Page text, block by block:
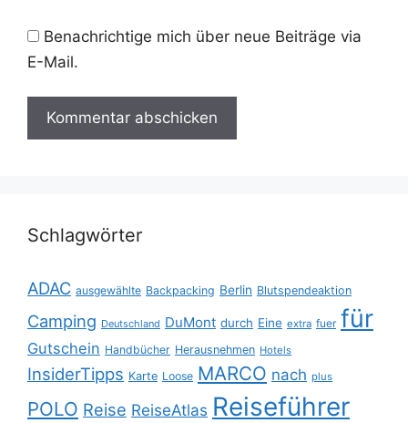
Benachrichtige mich über neue Beiträge via
E-Mail.
Schlagwörter
ADAC ausgewählte Backpacking Berlin Blutspendeaktion
Camping Deutschland DuMont durch Eine extra fuer für
Gutschein Handbücher Herausnehmen Hotels
InsiderTipps Karte Loose MARCO nach plus
POLO Reise ReiseAtlas Reiseführer